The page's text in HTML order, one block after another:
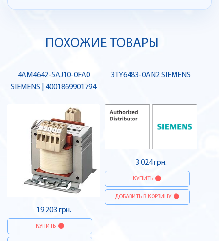
ПОХОЖИЕ ТОВАРЫ
4AM4642-5AJ10-0FA0
SIEMENS | 4001869901794
19 203 грн.
КУПИТЬ
3TY6483-0AN2 SIEMENS
3 024 грн.
КУПИТЬ
ДОБАВИТЬ В КОРЗИНУ